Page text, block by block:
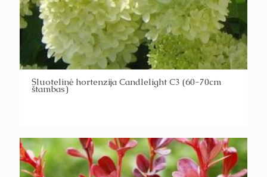
Šluotelinė hortenzija Candlelight C3 (60-70cm
štambas)